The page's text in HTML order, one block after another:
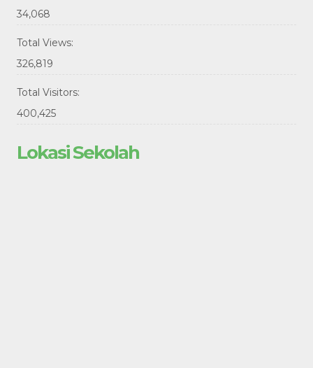
34,068
Total Views:
326,819
Total Visitors:
400,425
Lokasi Sekolah